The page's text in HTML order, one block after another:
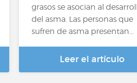
grasos se asocian al
del asma. Las personas que
sufren de asma presentan…
Leer el artículo